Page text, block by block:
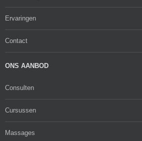
Ervaringen
Contact
ONS AANBOD
Consulten
Cursussen
Massages